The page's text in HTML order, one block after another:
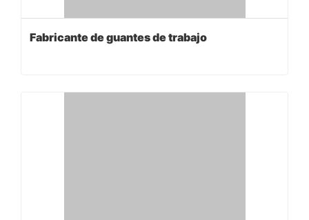
Fabricante de guantes de trabajo